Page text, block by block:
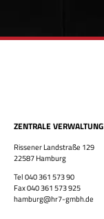
ZENTRALE VERWALTUNG
Rissener Landstraße 129
22587 Hamburg
Tel 040 361 573 90
Fax 040 361 573 925
hamburg@hr7-gmbh.de